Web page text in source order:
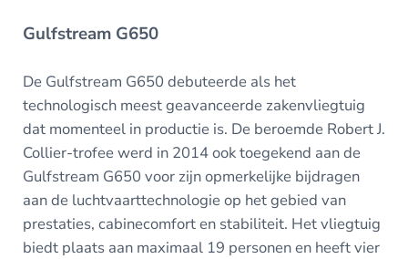
Gulfstream G650
De Gulfstream G650 debuteerde als het
technologisch meest geavanceerde zakenvliegtuig
dat momenteel in productie is. De beroemde Robert J.
Collier-trofee werd in 2014 ook toegekend aan de
Gulfstream G650 voor zijn opmerkelijke bijdragen
aan de luchtvaarttechnologie op het gebied van
prestaties, cabinecomfort en stabiliteit. Het vliegtuig
biedt plaats aan maximaal 19 personen en heeft vier